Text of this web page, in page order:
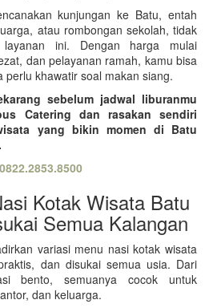
kunjungan ke Batu, entah
atau rombongan sekolah, tidak
ini. Dengan harga mulai
dan pelayanan ramah, kamu bisa
perlu khawatir soal makan siang.
sebelum jadwal liburanmu
Catering dan rasakan sendiri
yang bikin momen di Batu
Kotak Wisata Batu
Semua Kalangan
variasi menu nasi kotak wisata
dan disukai semua usia. Dari
bento, semuanya cocok untuk
dan keluarga.